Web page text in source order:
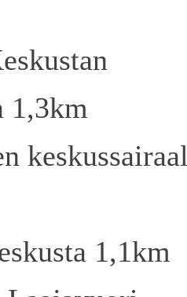
1,3km
1,1km